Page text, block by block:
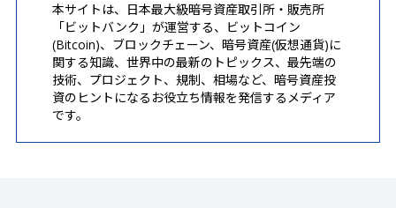
本サイトは、日本最大級暗号資産取引所・販売所
「ビットバンク」が運営する、ビットコイン
(Bitcoin)、ブロックチェーン、暗号資産(仮想通貨)に
関する知識、世界中の最新のトピックス、最先端の
技術、プロジェクト、規制、相場など、暗号資産投
資のヒントになるお役立ち情報を発信するメディア
です。